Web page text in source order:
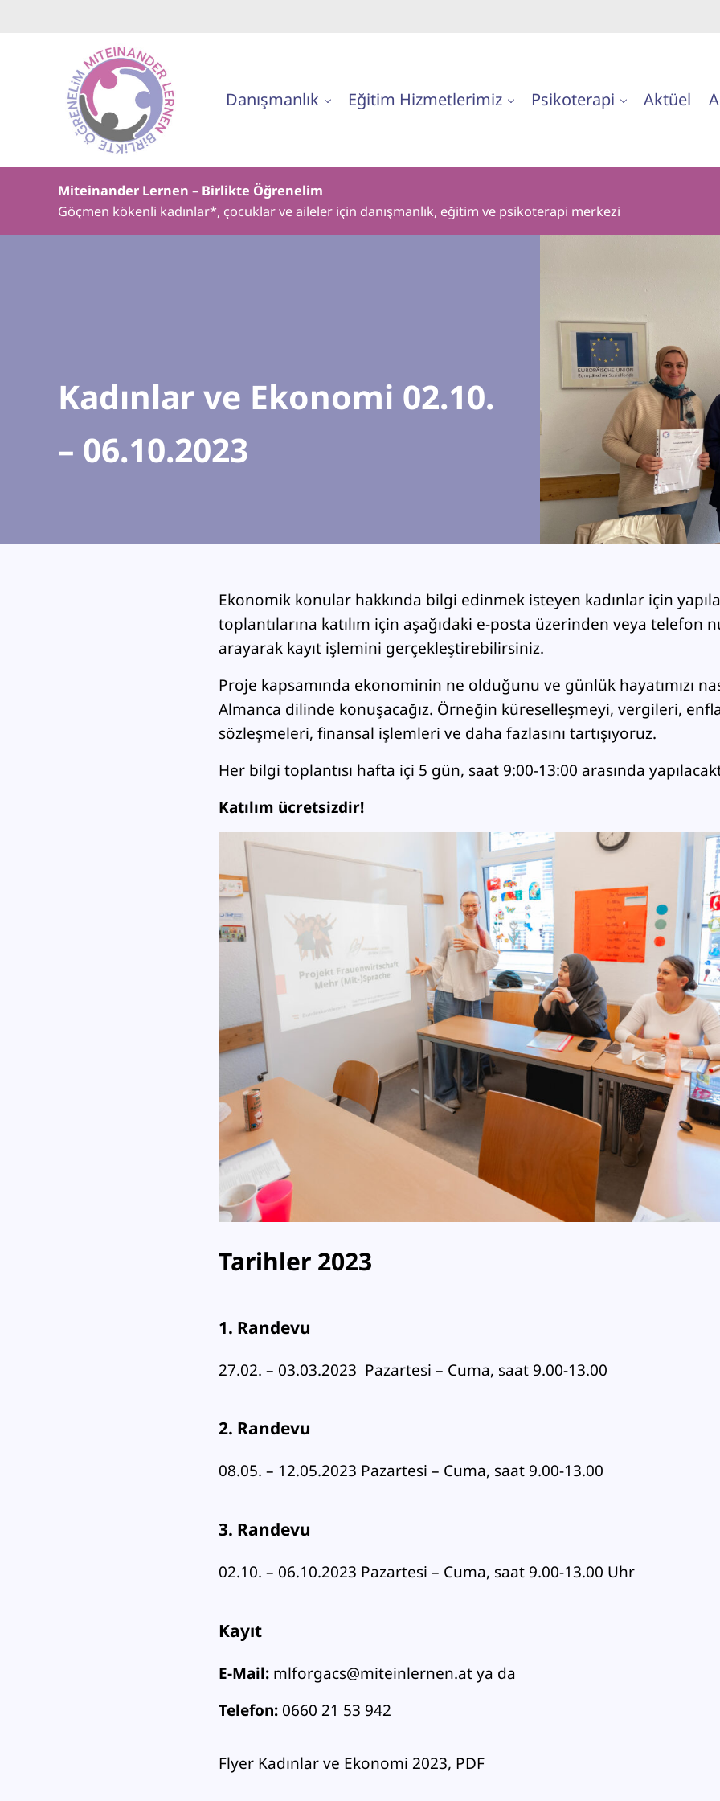
Danışmanlık Eğitim Hizmetlerimiz Psikoterapi Aktüel
Miteinander Lernen – Birlikte Öğrenelim
Göçmen kökenli kadınlar*, çocuklar ve aileler için danışmanlık, eğitim ve psikoterapi merkezi
Kadınlar ve Ekonomi 02.10.
– 06.10.2023
Ekonomik konular hakkında bilgi edinmek isteyen kadınlar için
toplantılarına katılım için aşağıdaki e-posta üzerinden veya telefon
arayarak kayıt işlemini gerçekleştirebilirsiniz.
Proje kapsamında ekonominin ne olduğunu ve günlük hayatımızı
Almanca dilinde konuşacağız. Örneğin küreselleşmeyi, vergileri,
sözleşmeleri, finansal işlemleri ve daha fazlasını tartışıyoruz.
Her bilgi toplantısı hafta içi 5 gün, saat 9:00-13:00 arasında
Katılım ücretsizdir!
Tarihler 2023
1. Randevu
27.02. – 03.03.2023 Pazartesi – Cuma, saat 9.00-13.00
2. Randevu
08.05. – 12.05.2023 Pazartesi – Cuma, saat 9.00-13.00
3. Randevu
02.10. – 06.10.2023 Pazartesi – Cuma, saat 9.00-13.00 Uhr
Kayıt
E-Mail: mlforgacs@miteinlernen.atya da
Telefon: 0660 21 53 942
Flyer Kadınlar ve Ekonomi 2023, PDF